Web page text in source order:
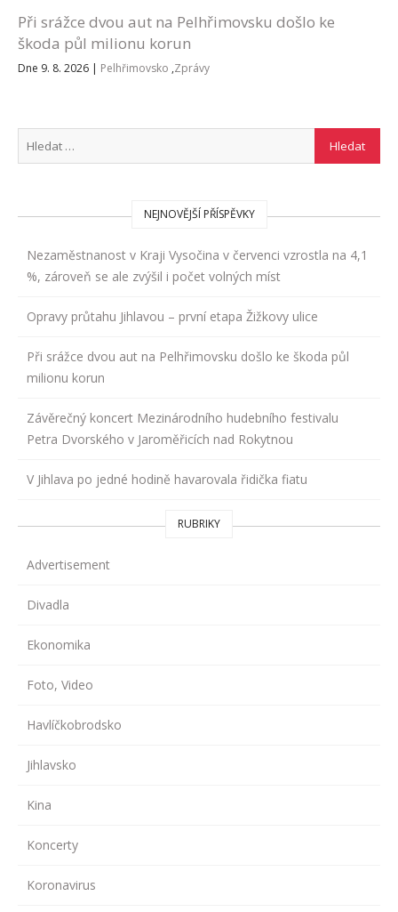
Při srážce dvou aut na Pelhřimovsku došlo ke
škoda půl milionu korun
Dne 9. 8. 2026 | Pelhřimovsko ,Zprávy
NEJNOVĚJŠÍ PŘÍSPĚVKY
Nezaměstnanost v Kraji Vysočina v červenci vzrostla na 4,1
%, zároveň se ale zvýšil i počet volných míst
Opravy průtahu Jihlavou – první etapa Žižkovy ulice
Při srážce dvou aut na Pelhřimovsku došlo ke škoda půl
milionu korun
Závěrečný koncert Mezinárodního hudebního festivalu
Petra Dvorského v Jaroměřicích nad Rokytnou
V Jihlava po jedné hodině havarovala řidička fiatu
RUBRIKY
Advertisement
Divadla
Ekonomika
Foto, Video
Havlíčkobrodsko
Jihlavsko
Kina
Koncerty
Koronavirus